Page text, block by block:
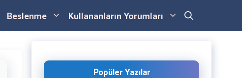
Beslenme Kullananların Yorumları
Popüler Yazılar